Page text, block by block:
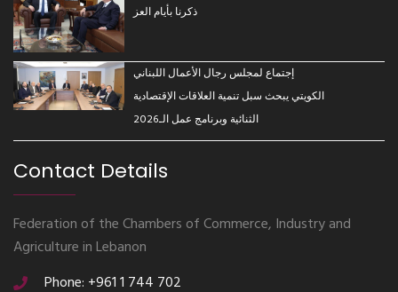
ذكرنا بأيام العز
إجتماع لمجلس رجال الأعمال اللبناني
الكويتي يبحث سبل تنمية العلاقات الإقتصادية
الثنائية وبرنامج عمل الـ2026
Contact Details
Federation of the Chambers of Commerce, Industry and
Agriculture in Lebanon
Phone: +961 1 744 702